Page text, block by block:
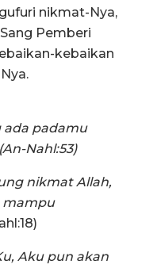
nikmat-Nya,
Pemberi
kebaikan
ada padamu
Nahl:53)
nikmat Allah,
mampu
Aku pun akan